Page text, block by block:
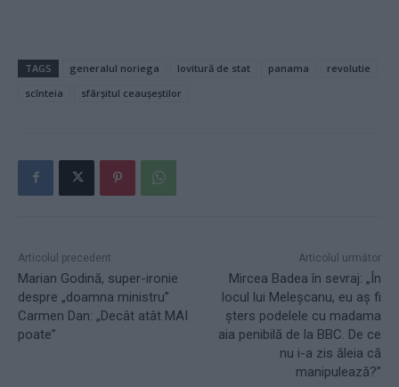
TAGS generalul noriega lovitură de stat panama
revolutie
scînteia
sfârșitul ceaușeștilor
Articolul precedent
Marian Godină, super-ironie
despre „doamna ministru”
Carmen Dan: „Decât atât MAI
poate”
Articolul următor
Mircea Badea în sevraj: „În
locul lui Meleşcanu, eu aş fi
şters podelele cu madama
aia penibilă de la BBC. De ce
nu i-a zis ăleia că
manipulează?”